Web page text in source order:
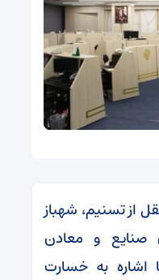
از تسنیم، شهباز
و معادن
اشاره به خسارت